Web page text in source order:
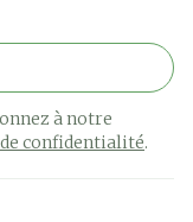
à notre
confidentialité.